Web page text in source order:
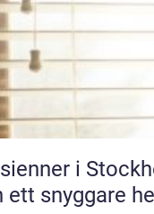
i
ett snyggare